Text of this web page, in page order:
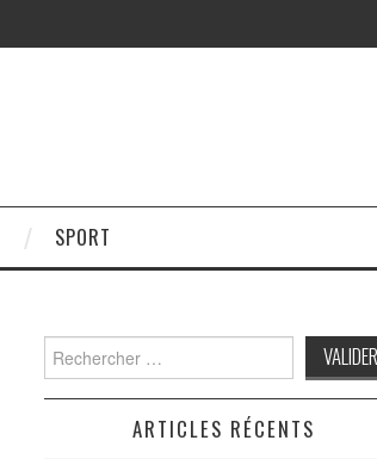
SPORT
Search
for:
ARTICLES RÉCENTS